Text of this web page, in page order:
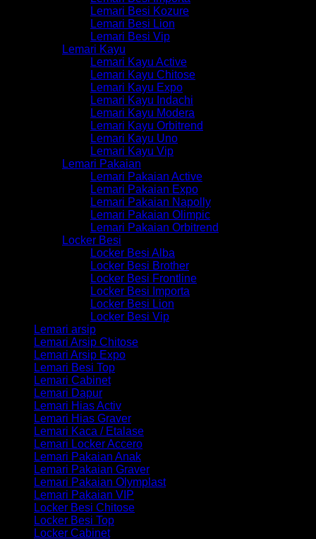
Lemari Besi Kozure
Lemari Besi Lion
Lemari Besi Vip
Lemari Kayu
Lemari Kayu Active
Lemari Kayu Chitose
Lemari Kayu Expo
Lemari Kayu Indachi
Lemari Kayu Modera
Lemari Kayu Orbitrend
Lemari Kayu Uno
Lemari Kayu Vip
Lemari Pakaian
Lemari Pakaian Active
Lemari Pakaian Expo
Lemari Pakaian Napolly
Lemari Pakaian Olimpic
Lemari Pakaian Orbitrend
Locker Besi
Locker Besi Alba
Locker Besi Brother
Locker Besi Frontline
Locker Besi Importa
Locker Besi Lion
Locker Besi Vip
Lemari arsip
Lemari Arsip Chitose
Lemari Arsip Expo
Lemari Besi Top
Lemari Cabinet
Lemari Dapur
Lemari Hias Activ
Lemari Hias Graver
Lemari Kaca / Etalase
Lemari Locker Accero
Lemari Pakaian Anak
Lemari Pakaian Graver
Lemari Pakaian Olymplast
Lemari Pakaian VIP
Locker Besi Chitose
Locker Besi Top
Locker Cabinet